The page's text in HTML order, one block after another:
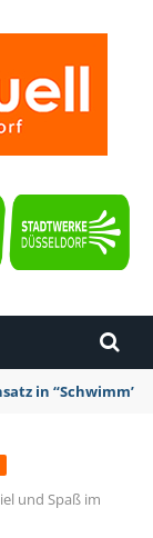
mit Dosenbier
und Spaß im